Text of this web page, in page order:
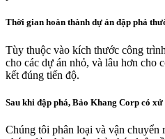
Thời gian hoàn thành dự án đập phá
Tùy thuộc vào kích thước công
cho các dự án nhỏ, và lâu hơn cho
kết đúng tiến độ.
Sau khi đập phá, Bảo Khang Corp có
Chúng tôi phân loại và vận chuyển